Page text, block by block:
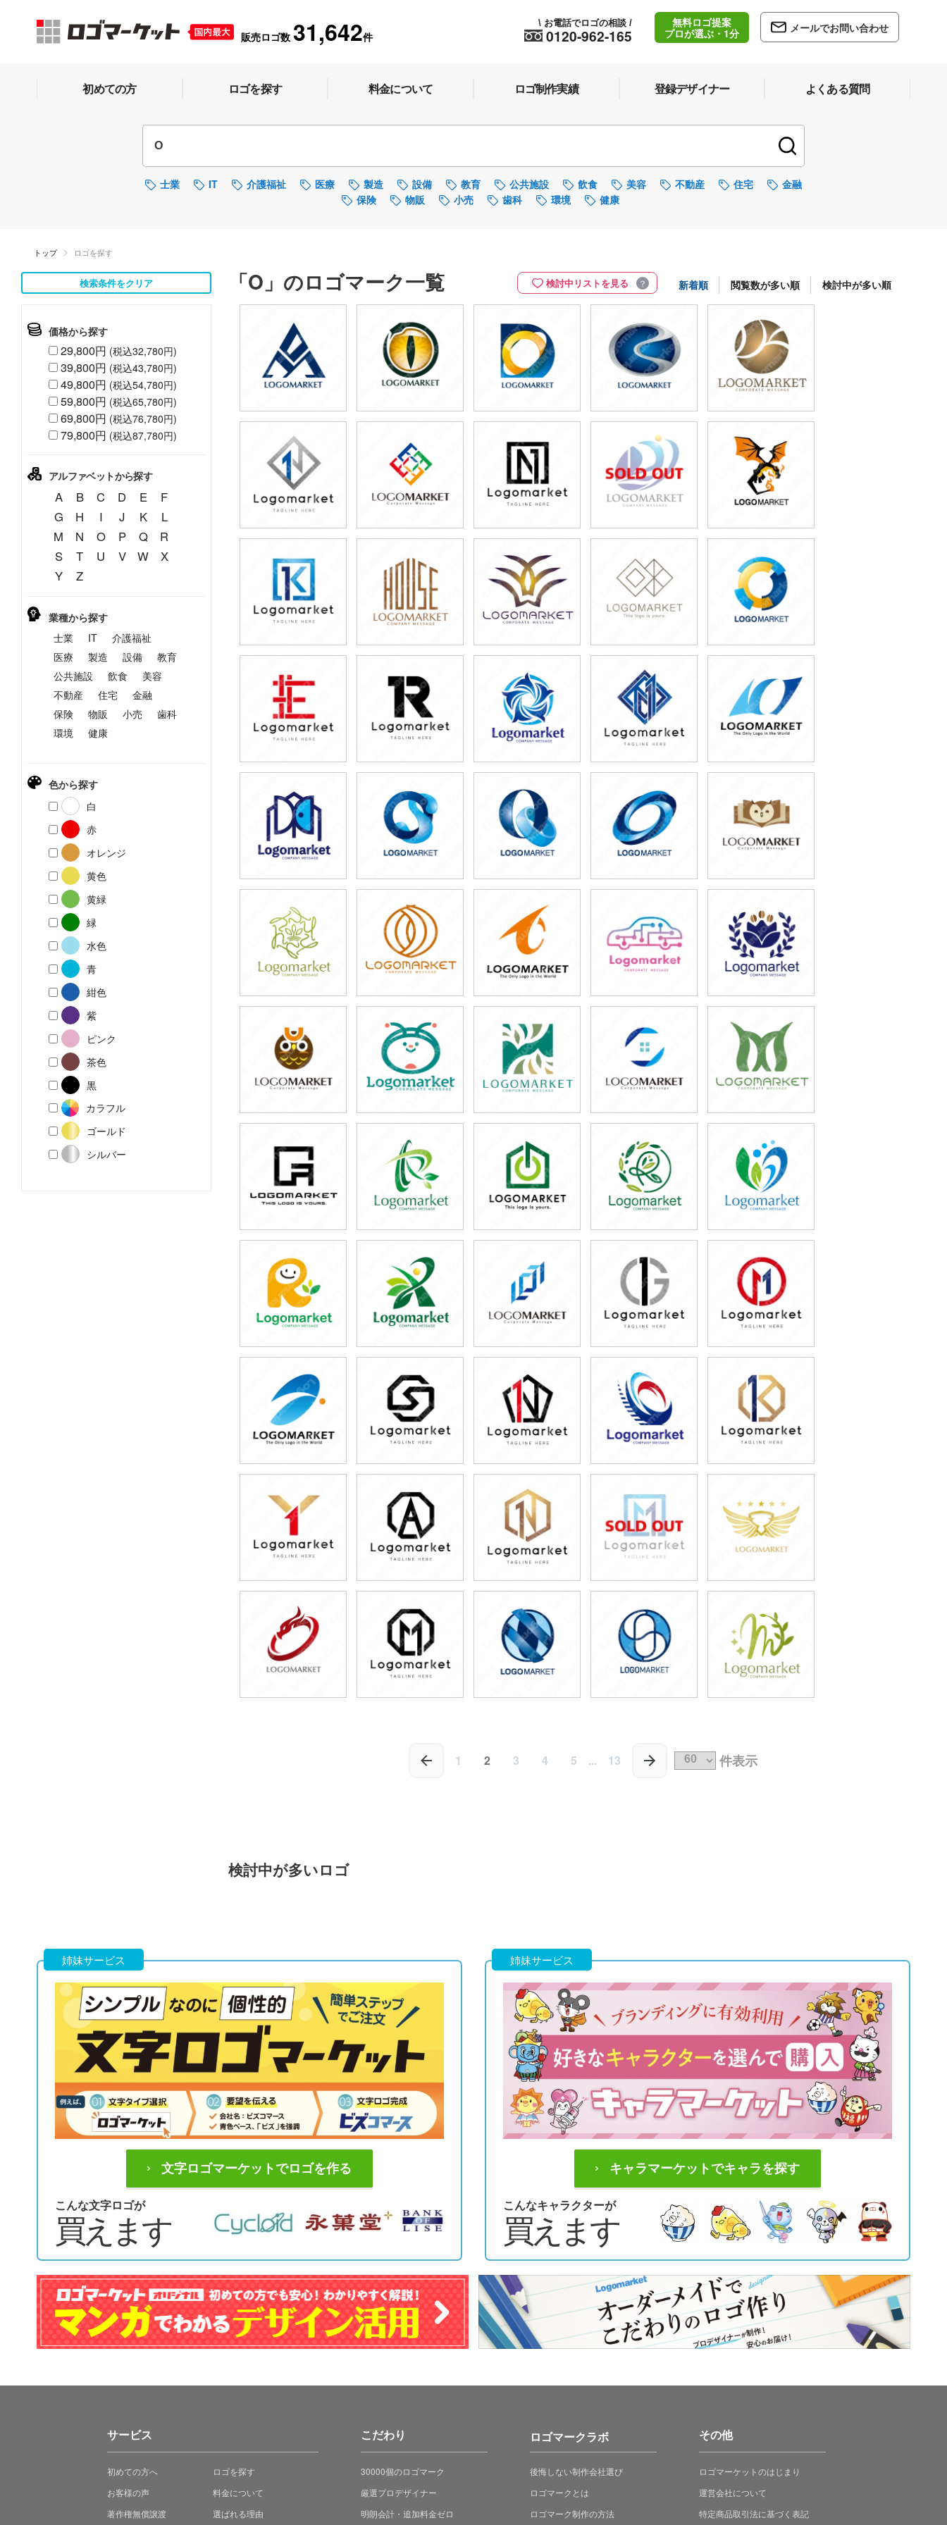
販売ロゴ数 31,642件 0120-962-165
\ お電話でロゴの相談 /
無料ロゴ提案
プロが選ぶ・1分
メールでお問い合わせ
初めての方 ロゴを探す 料金について ロゴ制作実績 登録デザイナー よくある質問
士業 IT 介護福祉 医療 製造 設備 教育 公共施設 飲食 美容 不動産 住宅
金融
保険
物販 小売 歯科 環境 健康
トップ ロゴを探す
検索条件をクリア
価格から探す
29,800円 (税込32,780円)
39,800円 (税込43,780円)
49,800円 (税込54,780円)
59,800円 (税込65,780円)
69,800円 (税込76,780円)
79,800円 (税込87,780円)
アルファベットから探す
A B C D E
F
G
H I J K
L
M
N O P Q
R
S
T U V W
X
Y
Z
業種から探す
士業
IT
介護福祉
医療
製造 設備
教育
公共施設
飲食
美容
不動産
住宅
金融
保険
物販 小売
歯科
環境
健康
色から探す
白
赤
オレンジ
黄色
黄緑
緑
水色
青
紺色
紫
ピンク
茶色
黒
カラフル
ゴールド
シルバー
「O」のロゴマーク一覧 検討中リストを見る 新着順 閲覧数が多い順 検討中が多い順
49,800円
(税込54,780円)
59,800円
(税込65,780円)
49,800円
(税込54,780円)
49,800円
(税込54,780円)
49,800円
(税込54,780円)
79,800円
(税込87,780円)
49,800円
(税込54,780円)
79,800円
(税込87,780円)
39,800円
(税込43,780円)
59,800円
(税込65,780円)
79,800円
(税込87,780円)
39,800円
(税込43,780円)
59,800円
(税込65,780円)
59,800円
(税込65,780円)
49,800円
(税込54,780円)
79,800円
(税込87,780円)
79,800円
(税込87,780円)
39,800円
(税込43,780円)
79,800円
(税込87,780円)
49,800円
(税込54,780円)
29,800円
(税込32,780円)
49,800円
(税込54,780円)
59,800円
(税込65,780円)
49,800円
(税込54,780円)
79,800円
(税込87,780円)
39,800円
(税込43,780円)
59,800円
(税込65,780円)
49,800円
(税込54,780円)
59,800円
(税込65,780円)
39,800円
(税込43,780円)
79,800円
(税込87,780円)
59,800円
(税込65,780円)
69,800円
(税込76,780円)
69,800円
(税込76,780円)
49,800円
(税込54,780円)
59,800円
(税込65,780円)
39,800円
(税込43,780円)
79,800円
(税込87,780円)
39,800円
(税込43,780円)
39,800円
(税込43,780円)
39,800円
(税込43,780円)
39,800円
(税込43,780円)
59,800円
(税込65,780円)
79,800円
(税込87,780円)
79,800円
(税込87,780円)
49,800円
(税込54,780円)
79,800円
(税込87,780円)
79,800円
(税込87,780円)
39,800円
(税込43,780円)
79,800円
(税込87,780円)
79,800円
(税込87,780円)
79,800円
(税込87,780円)
79,800円
(税込87,780円)
79,800円
(税込87,780円)
59,800円
(税込65,780円)
1 2 3 4 5 ... 13 件表示
検討中が多いロゴ
姉妹サービス
文字ロゴマーケットでロゴを作る
こんな文字ロゴが
買えます
姉妹サービス
キャラマーケットでキャラを探す
こんなキャラクターが
買えます
サービス
初めての方へ
ロゴを探す
お客様の声
料金について
著作権無償譲渡
選ばれる理由
こだわり
30000個のロゴマーク
厳選プロデザイナー
明朗会計・追加料金ゼロ
ロゴマークラボ
後悔しない制作会社選び
ロゴマークとは
ロゴマーク制作の方法
その他
ロゴマーケットのはじまり
運営会社について
特定商品取引法に基づく表記